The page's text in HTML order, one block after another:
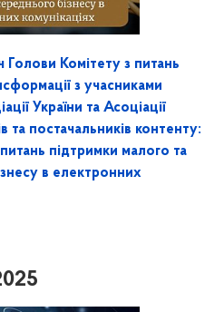
Голови Комітету з питань
з учасниками
України та Асоціації
та постачальників контенту:
підтримки малого та
в електронних